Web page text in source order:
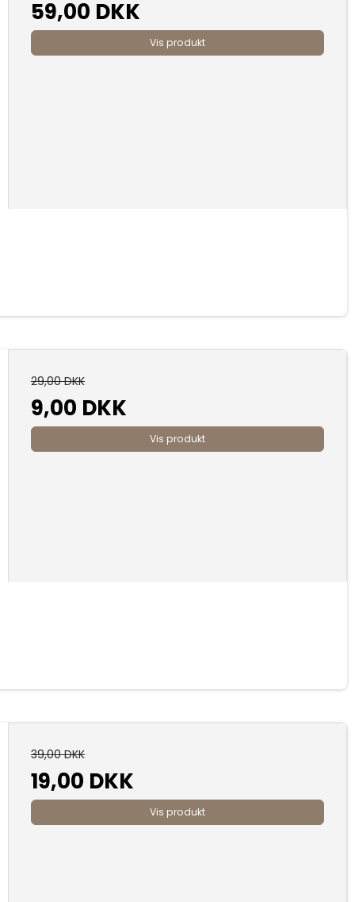
59,00 DKK
Vis produkt
29,00 DKK
9,00 DKK
Vis produkt
39,00 DKK
19,00 DKK
Vis produkt